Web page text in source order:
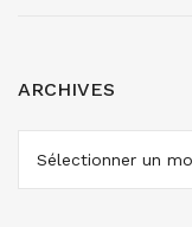
ARCHIVES